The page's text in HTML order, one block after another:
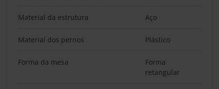
Material da estrutura Aço
Material dos pernos Plástico
Forma da mesa
Forma
retangular